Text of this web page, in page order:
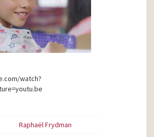
watch?
Raphaël Frydman